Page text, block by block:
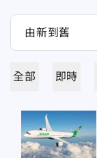
全部 即時